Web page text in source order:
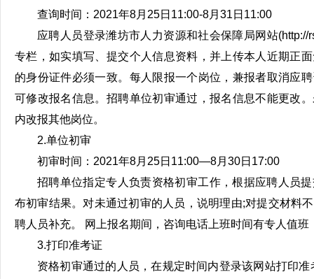
查询时间：2021年8月25日11:00-8月31日11:00
应聘人员登录潍坊市人力资源和社会保障局网站(http://
专栏，如实填写、提交个人信息资料，并上传本人近期正
的身份证件必须一致。每人限报一个岗位，兼报者取消应
可修改报名信息。招聘单位初审通过，报名信息不能更改
内改报其他岗位。
2.单位初审
初审时间：2021年8月25日11:00—8月30日17:00
招聘单位指定专人负责资格初审工作，根据应聘人员
布初审结果。对未通过初审的人员，说明理由;对提交材料
聘人员补充。 网上报名期间，咨询电话上班时间有专人值班
3.打印准考证
资格初审通过的人员，在规定时间内登录该网站打印